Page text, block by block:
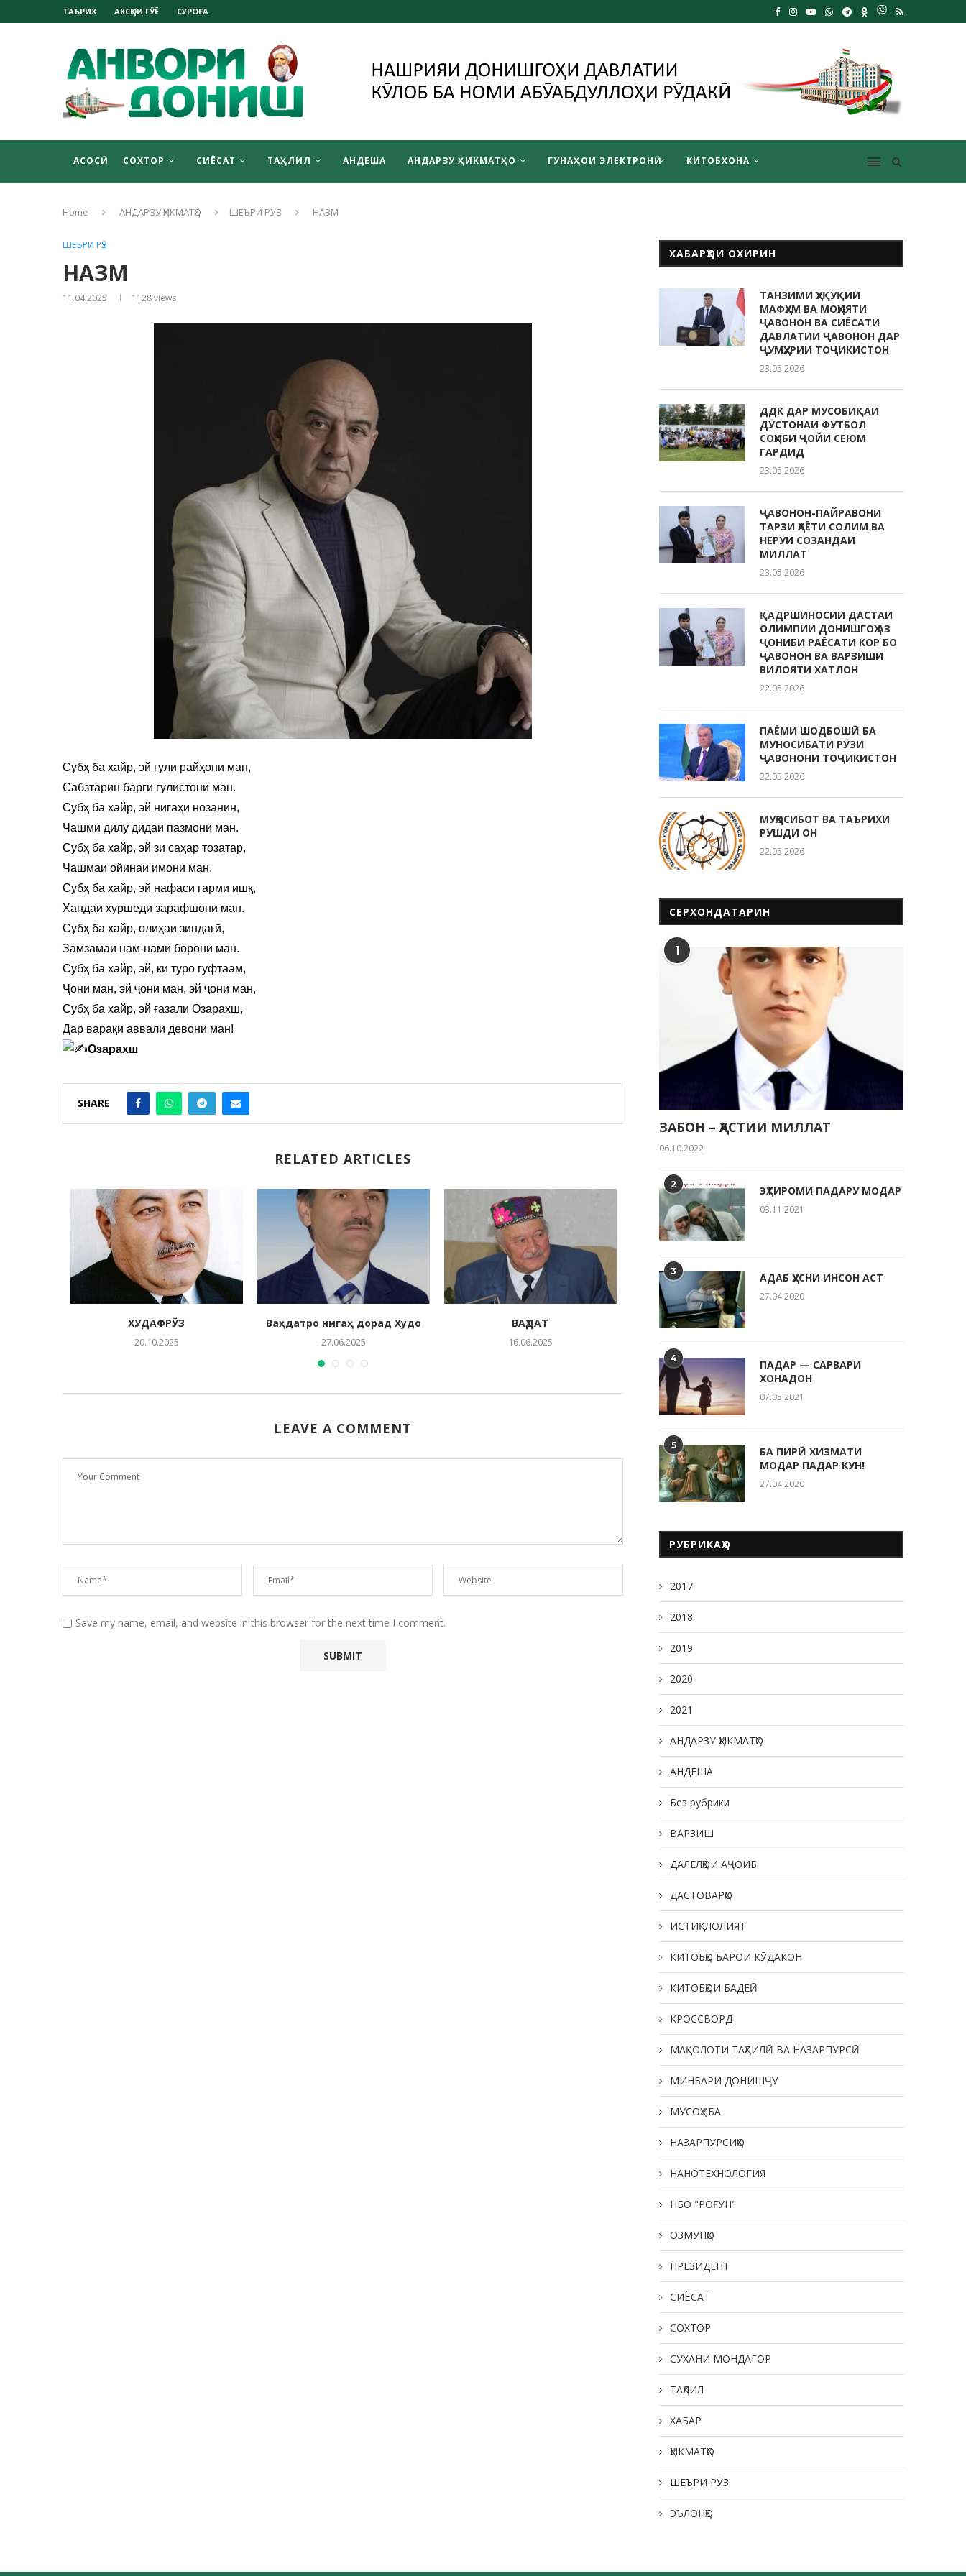
ТАЪРИХ АКСҲОИ ГӮЁ СУРОҒА
АСОСӢ СОХТОР СИЁСАТ ТАҲЛИЛ АНДЕША АНДАРЗУ ҲИКМАТҲО ГУНАҲОИ ЭЛЕКТРОНӢ КИТОБХОНА
Home АНДАРЗУ ҲИКМАТҲО ШЕЪРИ РӮЗ НАЗМ
ШЕЪРИ РӮЗ
НАЗМ
11.04.2025 1128views
Субҳ ба хайр, эй гули райҳони ман,
Сабзтарин барги гулистони ман.
Субҳ ба хайр, эй нигаҳи нозанин,
Чашми дилу дидаи пазмони ман.
Субҳ ба хайр, эй зи саҳар тозатар,
Чашмаи ойинаи имони ман.
Субҳ ба хайр, эй нафаси гарми ишқ,
Хандаи хуршеди зарафшони ман.
Субҳ ба хайр, олиҳаи зиндагӣ,
Замзамаи нам-нами борони ман.
Субҳ ба хайр, эй, ки туро гуфтаам,
Ҷони ман, эй ҷони ман, эй ҷони ман,
Субҳ ба хайр, эй ғазали Озарахш,
Дар варақи аввали девони ман!
Озарахш
SHARE
RELATED ARTICLES
ХУДАФРӮЗ
20.10.2025
Ваҳдатро нигаҳ дорад Худо
27.06.2025
ВАҲДАТ
16.06.2025
НАЗМ
25.04.2025 24.04.2025
LEAVE A COMMENT
Save my name, email, and website in this browser for the next time I comment.
ХАБАРҲОИ ОХИРИН
ТАНЗИМИ ҲУҚУҚИИ
МАФҲУМ ВА МОҲИЯТИ
ҶАВОНОН ВА СИЁСАТИ
ДАВЛАТИИ ҶАВОНОН ДАР
ҶУМҲУРИИ ТОҶИКИСТОН
23.05.2026
ДДК ДАР МУСОБИҚАИ
ДӮСТОНАИ ФУТБОЛ
СОҲИБИ ҶОЙИ СЕЮМ
ГАРДИД
23.05.2026
ҶАВОНОН-ПАЙРАВОНИ
ТАРЗИ ҲАЁТИ СОЛИМ ВА
НЕРУИ СОЗАНДАИ
МИЛЛАТ
23.05.2026
ҚАДРШИНОСИИ ДАСТАИ
ОЛИМПИИ ДОНИШГОҲ АЗ
ҶОНИБИ РАЁСАТИ КОР БО
ҶАВОНОН ВА ВАРЗИШИ
ВИЛОЯТИ ХАТЛОН
22.05.2026
ПАЁМИ ШОДБОШӢ БА
МУНОСИБАТИ РӮЗИ
ҶАВОНОНИ ТОҶИКИСТОН
22.05.2026
МУҲОСИБОТ ВА ТАЪРИХИ
РУШДИ ОН
22.05.2026
СЕРХОНДАТАРИН
1
ЗАБОН – ҲАСТИИ МИЛЛАТ
06.10.2022
2 ЭҲТИРОМИ ПАДАРУ МОДАР
03.11.2021
3 АДАБ ҲУСНИ ИНСОН АСТ
27.04.2020
4
ПАДАР — САРВАРИ
ХОНАДОН
07.05.2021
5
БА ПИРӢ ХИЗМАТИ
МОДАР ПАДАР КУН!
27.04.2020
РУБРИКАҲО
2017
2018
2019
2020
2021
АНДАРЗУ ҲИКМАТҲО
АНДЕША
Без рубрики
ВАРЗИШ
ДАЛЕЛҲОИ АҶОИБ
ДАСТОВАРҲО
ИСТИҚЛОЛИЯТ
КИТОБҲО БАРОИ КӮДАКОН
КИТОБҲОИ БАДЕӢ
КРОССВОРД
МАҚОЛОТИ ТАҲЛИЛӢ ВА НАЗАРПУРСӢ
МИНБАРИ ДОНИШҶӮ
МУСОҲИБА
НАЗАРПУРСИҲО
НАНОТЕХНОЛОГИЯ
НБО "РОҒУН"
ОЗМУНҲО
ПРЕЗИДЕНТ
СИЁСАТ
СОХТОР
СУХАНИ МОНДАГОР
ТАҲЛИЛ
ХАБАР
ҲИКМАТҲО
ШЕЪРИ РӮЗ
ЭЪЛОНҲО